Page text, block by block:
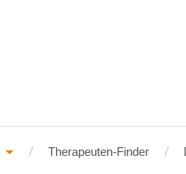
Therapeuten-Finder